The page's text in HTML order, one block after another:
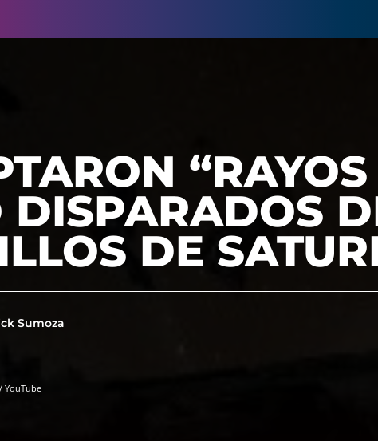
DISPARADOS
DE
Sumoza
YouTube